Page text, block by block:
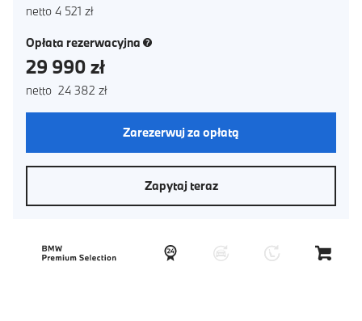
netto 4 521 zł
Opłata rezerwacyjna (nowe okno)
29 990 zł
netto 24 382 zł
Zarezerwuj za opłatą
Zapytaj teraz